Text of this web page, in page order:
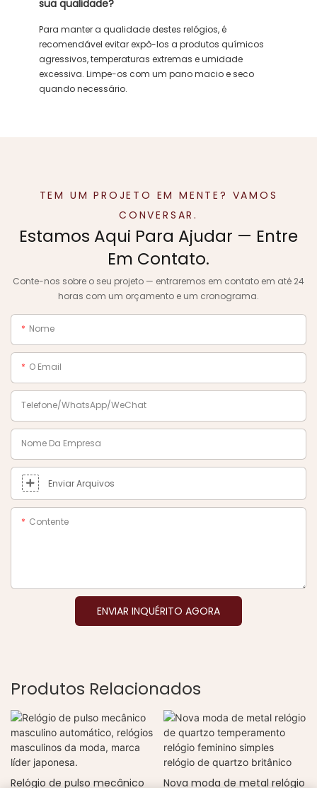
sua qualidade?
Para manter a qualidade destes relógios, é
recomendável evitar expô-los a produtos químicos
agressivos, temperaturas extremas e umidade
excessiva. Limpe-os com um pano macio e seco
quando necessário.
TEM UM PROJETO EM MENTE? VAMOS
CONVERSAR.
Estamos Aqui Para Ajudar — Entre
Em Contato.
Conte-nos sobre o seu projeto — entraremos em contato em até 24
horas com um orçamento e um cronograma.
Nome
O Email
Telefone/WhatsApp/WeChat
Nome Da Empresa
Enviar Arquivos
Contente
ENVIAR INQUÉRITO AGORA
Produtos Relacionados
Relógio de pulso mecânico Nova moda de metal relógio